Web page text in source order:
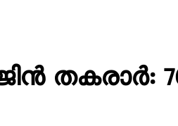
തകരാർ: